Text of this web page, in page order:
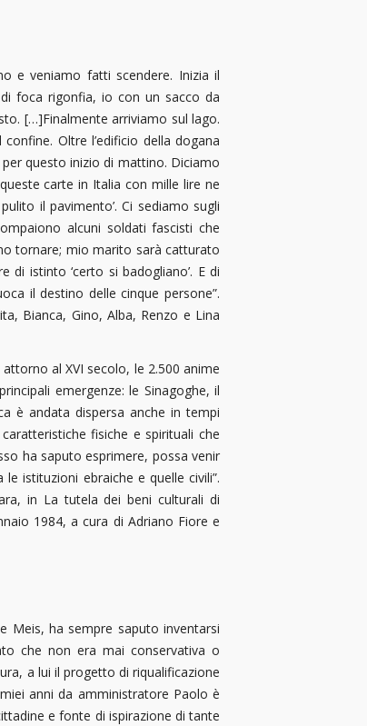
e veniamo fatti scendere. Inizia il
foca rigonfia, io con un sacco da
[…]Finalmente arriviamo sul lago.
Oltre l’edificio della dogana
questo inizio di mattino. Diciamo
carte in Italia con mille lire ne
il pavimento’. Ci sediamo sugli
alcuni soldati fascisti che
tornare; mio marito sarà catturato
di istinto ‘certo si badogliano’. E di
il destino delle cinque persone”.
Bianca, Gino, Alba, Renzo e Lina
al XVI secolo, le 2.500 anime
emergenze: le Sinagoghe, il
è andata dispersa anche in tempi
fisiche e spirituali che
ha saputo esprimere, possa venir
istituzioni ebraiche e quelle civili”.
in La tutela dei beni culturali di
1984, a cura di Adriano Fiore e
Meis, ha sempre saputo inventarsi
che non era mai conservativa o
a lui il progetto di riqualificazione
anni da amministratore Paolo è
e fonte di ispirazione di tante